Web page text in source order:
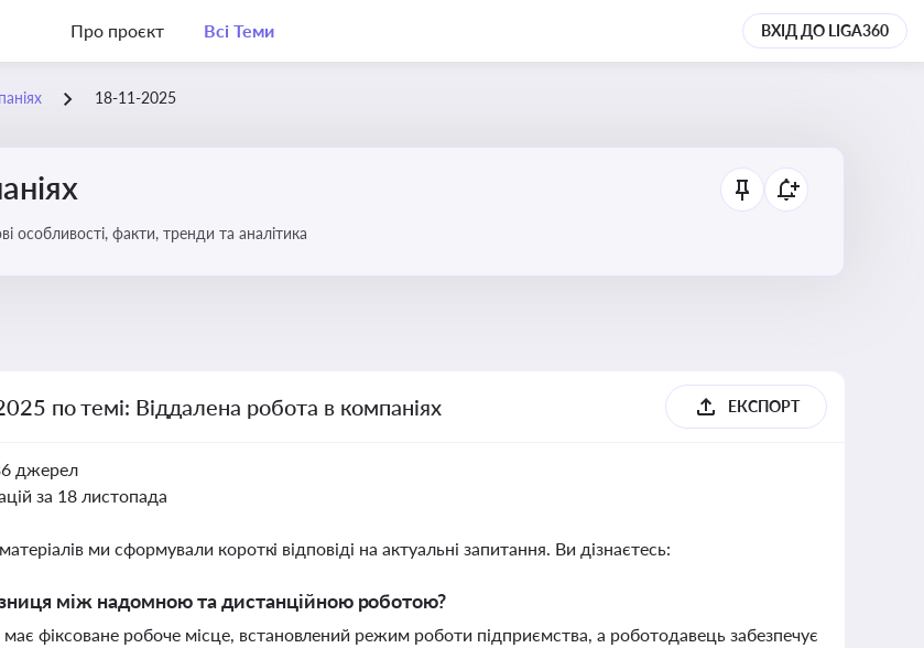
Про проєкт Всі Теми ВХІД ДО LIGA360
18-11-2025
правові особливості, факти, тренди та аналітика
по темі: Віддалена робота в компаніях ЕКСПОРТ
джерел
за 18 листопада
ми сформували короткі відповіді на актуальні запитання. Ви дізнаєтесь:
між надомною та дистанційною роботою?
фіксоване робоче місце, встановлений режим роботи підприємства, а роботодавець забезпечує